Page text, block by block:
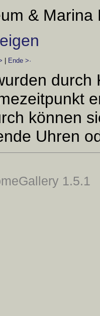
& Marina
Ende >·
können
Uhren
1.5.1